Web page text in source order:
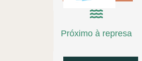
Próximo à represa